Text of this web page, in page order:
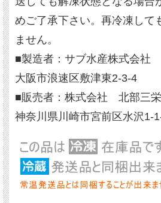
めご了承下さい。再冷凍して
ません。
■製造者：サブ水産株式会社
大阪市浪速区敷津東2-3-4
■販売者：株式会社 北部三栄
神奈川県川崎市宮前区水沢1-